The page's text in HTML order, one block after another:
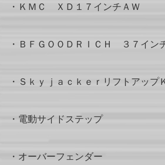
・ＫＭＣ ＸＤ１７インチＡＷ
・ＢＦＧＯＯＤＲＩＣＨ ３７イン
・Ｓｋｙｊａｃｋｅｒリフトアッ
・電動サイドステップ
・オーバーフェンダー